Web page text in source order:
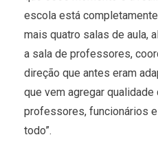
escola está
mais quatro salas de aula,
a sala de professores,
direção que antes eram
que vem agregar
professores, funcionários
todo”.